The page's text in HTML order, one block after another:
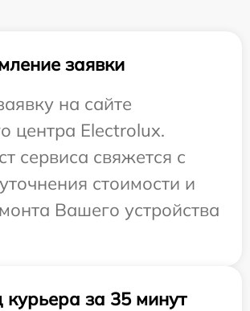
заявки
на сайте
центра Electrolux.
сервиса свяжется с
стоимости и
Вашего устройства
курьера за 35 минут